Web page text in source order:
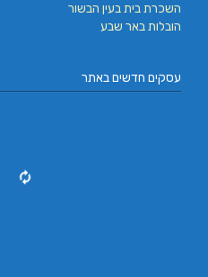
השכרת בית בעין הבשור
הובלות באר שבע
עסקים חדשים באתר